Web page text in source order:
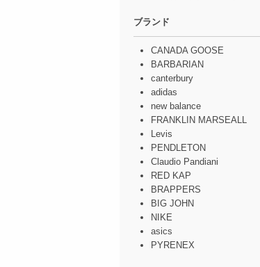
ブランド
CANADA GOOSE
BARBARIAN
canterbury
adidas
new balance
FRANKLIN MARSEALL
Levis
PENDLETON
Claudio Pandiani
RED KAP
BRAPPERS
BIG JOHN
NIKE
asics
PYRENEX